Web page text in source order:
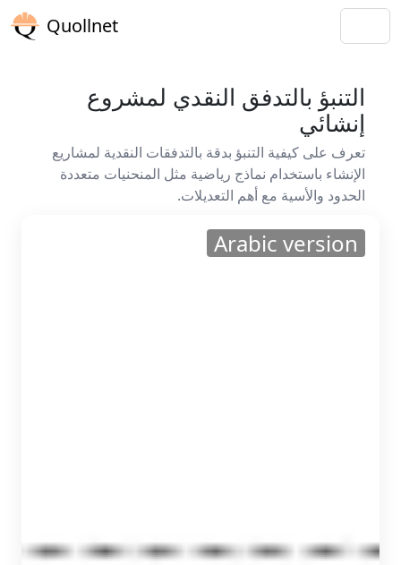
Quollnet
التنبؤ بالتدفق النقدي لمشروع
إنشائي
تعرف على كيفية التنبؤ بدقة بالتدفقات النقدية لمشاريع
الإنشاء باستخدام نماذج رياضية مثل المنحنيات متعددة
الحدود والأسية مع أهم التعديلات.
Arabic version